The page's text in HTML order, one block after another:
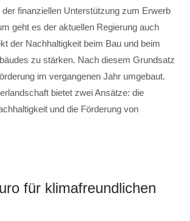
finanziellen Unterstützung zum Erwerb
geht es der aktuellen Regierung auch
der Nachhaltigkeit beim Bau und beim
zu stärken. Nach diesem Grundsatz
im vergangenen Jahr umgebaut.
bietet zwei Ansätze: die
und die Förderung von
für klimafreundlichen